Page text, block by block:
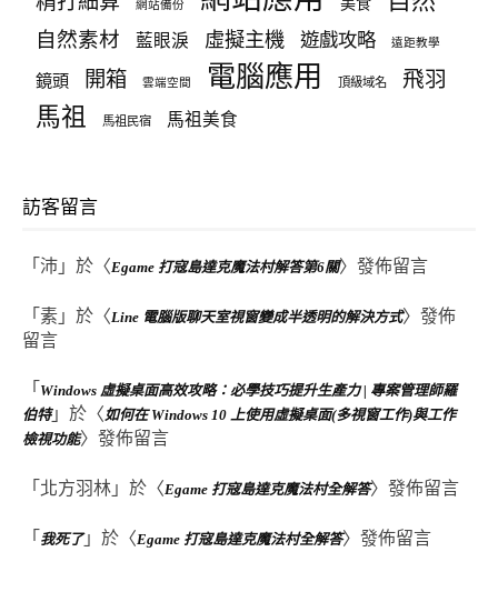
網站備份
自然素材 藍眼淚 虛擬主機 遊戲攻略 遠距教學
鏡頭 開箱 雲端空間 電腦應用 頂級域名 飛羽
馬祖 馬祖民宿 馬祖美食
訪客留言
「 沛 」於〈Egame 打寇島達克魔法村解答第6關〉發佈留言
「 素 」於〈Line 電腦版聊天室視窗變成半透明的解決方式〉發佈
留言
「 Windows 虛擬桌面高效攻略：必學技巧提升生產力 | 專案管理師羅
伯特」於〈如何在 Windows 10 上使用虛擬桌面(多視窗工作)與工作
檢視功能〉發佈留言
「 北方羽林 」於〈Egame 打寇島達克魔法村全解答〉發佈留言
「 我死了」於〈Egame 打寇島達克魔法村全解答〉發佈留言